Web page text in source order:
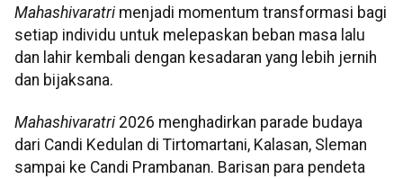
Mahashivaratri menjadi momentum transformasi bagi
setiap individu untuk melepaskan beban masa lalu
dan lahir kembali dengan kesadaran yang lebih jernih
dan bijaksana.
Mahashivaratri 2026 menghadirkan parade budaya
dari Candi Kedulan di Tirtomartani, Kalasan, Sleman
sampai ke Candi Prambanan. Barisan para pendeta